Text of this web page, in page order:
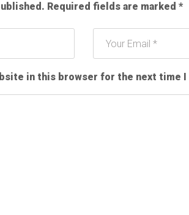
Required fields are marked *
in this browser for the next time